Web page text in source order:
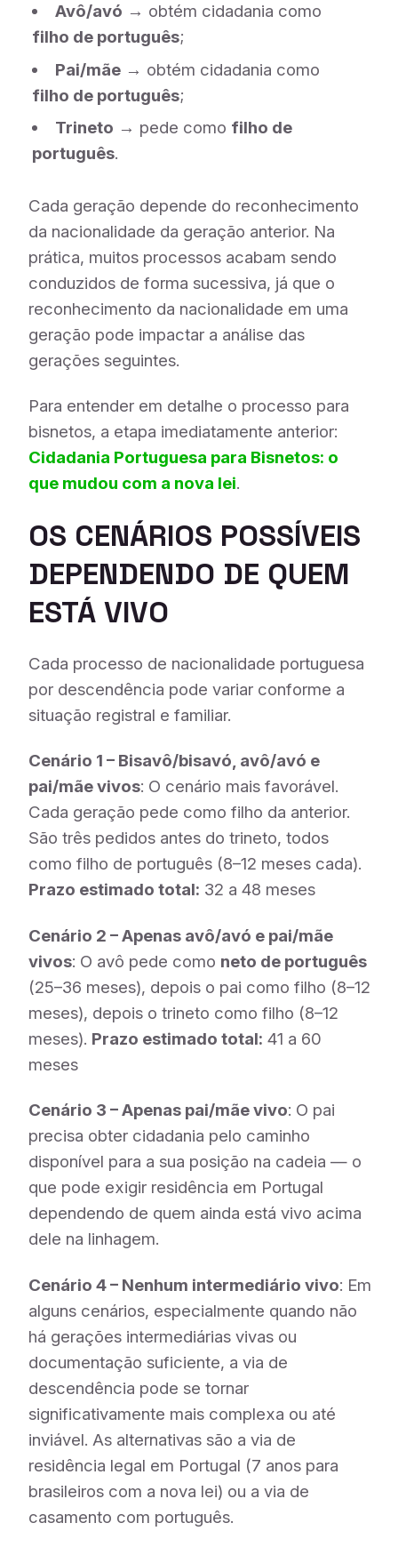
Avô/avó → obtém cidadania como
filho de português;
Pai/mãe→ obtém cidadania como
filho de português;
Trineto → pede como filho de
português.
Cada geração depende do reconhecimento
da nacionalidade da geração anterior. Na
prática, muitos processos acabam sendo
conduzidos de forma sucessiva, já que o
reconhecimento da nacionalidade em uma
geração pode impactar a análise das
gerações seguintes.
Para entender em detalhe o processo para
bisnetos, a etapa imediatamente anterior:
Cidadania Portuguesa para Bisnetos: o
que mudou com a nova lei.
OS CENÁRIOS POSSÍVEIS
DEPENDENDO DE QUEM
ESTÁ VIVO
Cada processo de nacionalidade portuguesa
por descendência pode variar conforme a
situação registral e familiar.
Cenário 1 – Bisavô/bisavó, avô/avó e
pai/mãe vivos: O cenário mais favorável.
Cada geração pede como filho da anterior.
São três pedidos antes do trineto, todos
como filho de português (8–12 meses cada).
Prazo estimado total: 32 a 48 meses
Cenário 2 – Apenas avô/avó e pai/mãe
vivos: O avô pede como neto de português
(25–36 meses), depois o pai como filho (8–12
meses), depois o trineto como filho (8–12
meses). Prazo estimado total: 41 a 60
meses
Cenário 3 – Apenas pai/mãe vivo: O pai
precisa obter cidadania pelo caminho
disponível para a sua posição na cadeia — o
que pode exigir residência em Portugal
dependendo de quem ainda está vivo acima
dele na linhagem.
Cenário 4 – Nenhum intermediário vivo: Em
alguns cenários, especialmente quando não
há gerações intermediárias vivas ou
documentação suficiente, a via de
descendência pode se tornar
significativamente mais complexa ou até
inviável. As alternativas são a via de
residência legal em Portugal (7 anos para
brasileiros com a nova lei) ou a via de
casamento com português.